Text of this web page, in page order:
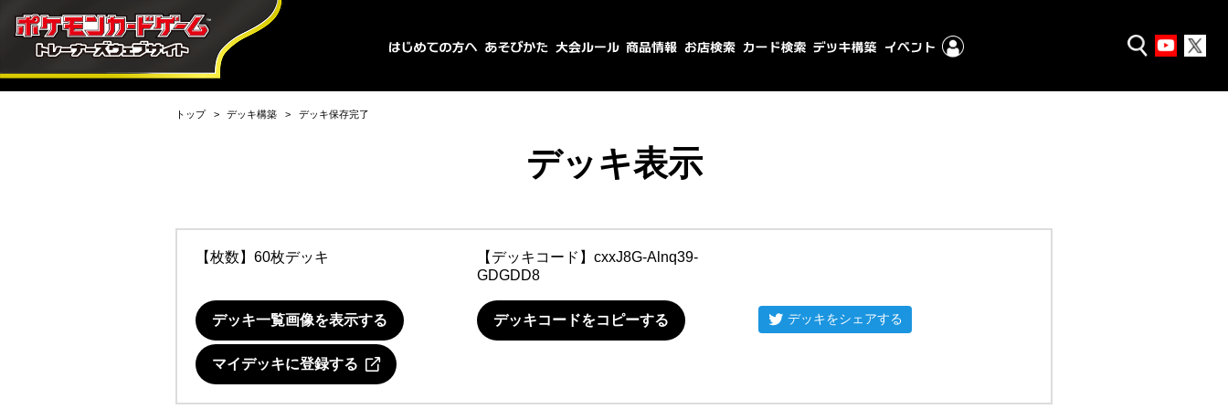
トップ デッキ構築 デッキ保存完了
デッキ表示
【枚数】60枚デッキ 【デッキコード】 cxxJ8G-Alnq39-
GDGDD8
デッキ一覧画像を表示する デッキコードをコピーする デッキをシェアする
マイデッキに登録する